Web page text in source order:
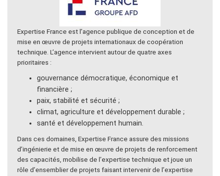
Expertise France est l’agence publique de conception et de
mise en œuvre de projets internationaux de coopération
technique. L’agence intervient autour de quatre axes
prioritaires :
gouvernance démocratique, économique et
financière ;
paix, stabilité et sécurité ;
climat, agriculture et développement durable ;
santé et développement humain.
Dans ces domaines, Expertise France assure des missions
d’ingénierie et de mise en œuvre de projets de renforcement
des capacités, mobilise de l’expertise technique et joue un
rôle d’ensemblier de projets faisant intervenir de l’expertise